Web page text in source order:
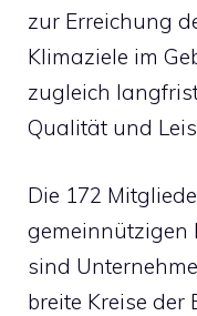
zur Erreichung
Klimaziele im
zugleich
Qualität und
Die 172
gemeinnützigen
sind
breite Kreise der